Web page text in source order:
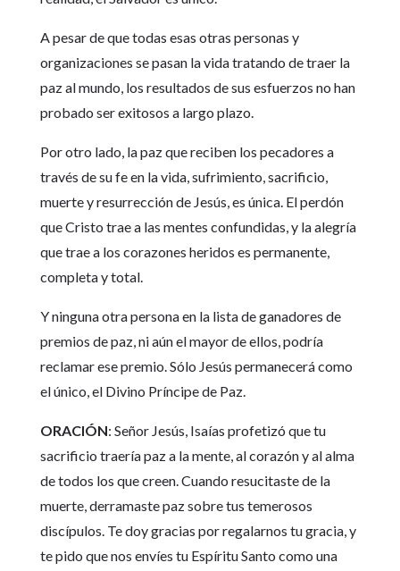
A pesar de que todas esas otras personas y
organizaciones se pasan la vida tratando de traer la
paz al mundo, los resultados de sus esfuerzos no han
probado ser exitosos a largo plazo.
Por otro lado, la paz que reciben los pecadores a
través de su fe en la vida, sufrimiento, sacrificio,
muerte y resurrección de Jesús, es única. El perdón
que Cristo trae a las mentes confundidas, y la alegría
que trae a los corazones heridos es permanente,
completa y total.
Y ninguna otra persona en la lista de ganadores de
premios de paz, ni aún el mayor de ellos, podría
reclamar ese premio. Sólo Jesús permanecerá como
el único, el Divino Príncipe de Paz.
ORACIÓN: Señor Jesús, Isaías profetizó que tu
sacrificio traería paz a la mente, al corazón y al alma
de todos los que creen. Cuando resucitaste de la
muerte, derramaste paz sobre tus temerosos
discípulos. Te doy gracias por regalarnos tu gracia, y
te pido que nos envíes tu Espíritu Santo como una